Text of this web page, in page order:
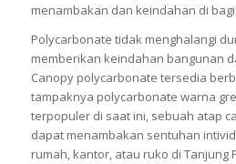
menambakan dan keindahan di
Polycarbonate tidak menghalangi
memberikan keindahan bangunan
Canopy polycarbonate tersedia
tampaknya polycarbonate warna
terpopuler di saat ini, sebuah atap
dapat menambakan sentuhan
rumah, kantor, atau ruko di Tanjung